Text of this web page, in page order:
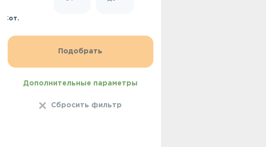
Сот.
Дополнительные параметры
Сбросить фильтр